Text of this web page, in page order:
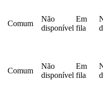
Comum
Não
disponível
Em
fila
Comum
Não
disponível
Em
fila